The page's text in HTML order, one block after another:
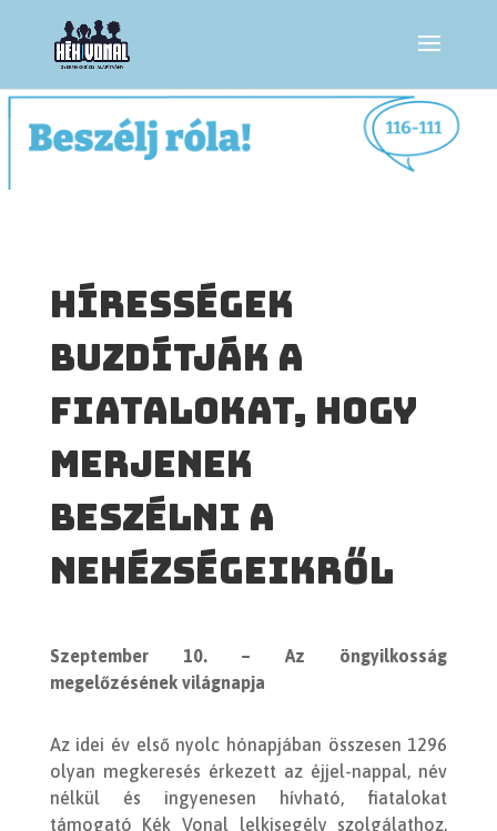
Hírességek
buzdítják a
fiatalokat, hogy
merjenek
beszélni a
nehézségeikről
Szeptember 10. – Az öngyilkosság
megelőzésének világnapja
Az idei év első nyolc hónapjában összesen 1296
olyan megkeresés érkezett az éjjel-nappal, név
nélkül és ingyenesen hívható, fiatalokat
támogató Kék Vonal lelkisegély szolgálathoz,